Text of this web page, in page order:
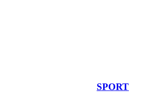
SPORT